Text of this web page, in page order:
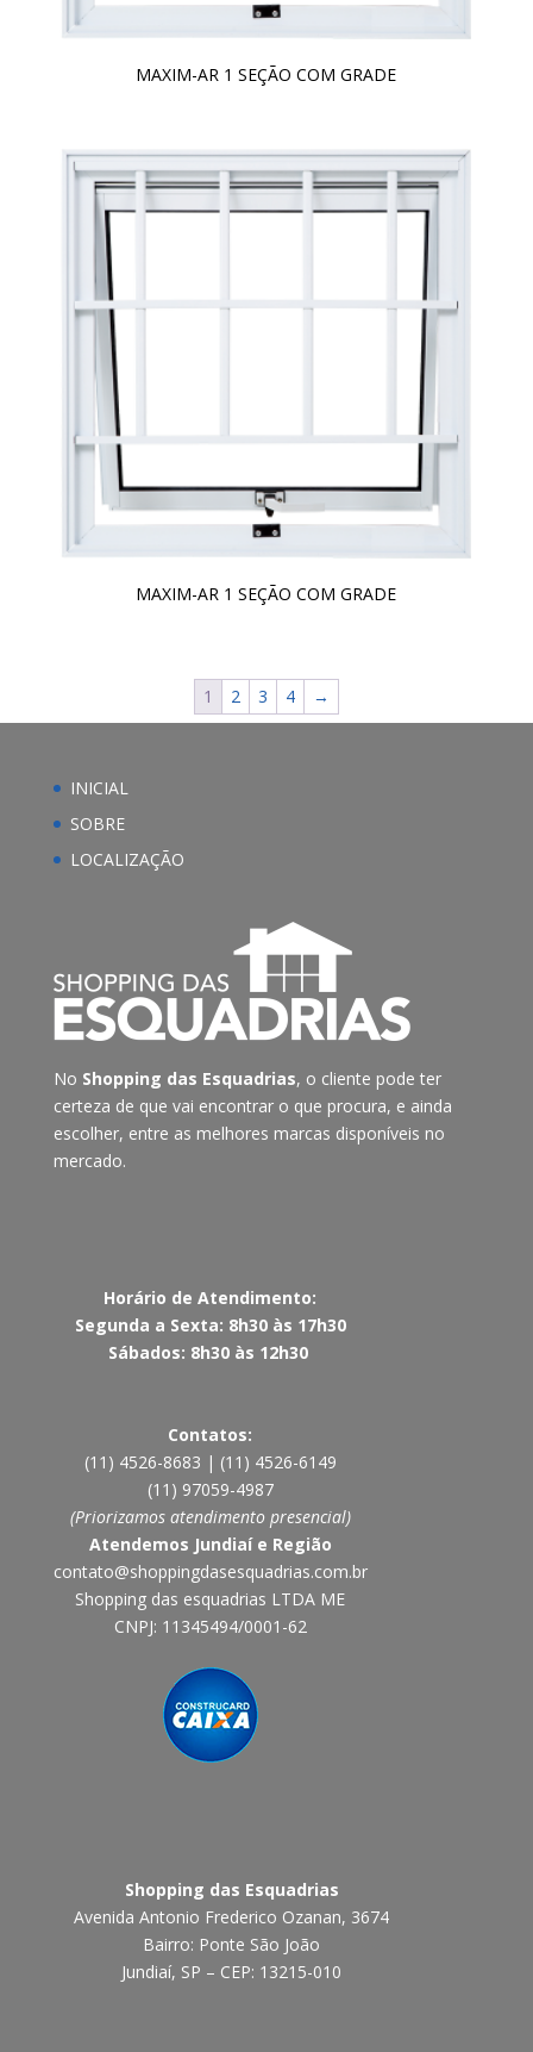
MAXIM-AR 1 SEÇÃO COM GRADE
MAXIM-AR 1 SEÇÃO COM GRADE
1 2 3 4 →
INICIAL
SOBRE
LOCALIZAÇÃO
No Shopping das Esquadrias, o cliente pode ter
certeza de que vai encontrar o que procura, e ainda
escolher, entre as melhores marcas disponíveis no
mercado.
Horário de Atendimento:
Segunda a Sexta: 8h30 às 17h30
Sábados: 8h30 às 12h30
Contatos:
(11) 4526-8683 | (11) 4526-6149
(11) 97059-4987
(Priorizamos atendimento presencial)
Atendemos Jundiaí e Região
contato@shoppingdasesquadrias.com.br
Shopping das esquadrias LTDA ME
CNPJ: 11345494/0001-62
Shopping das Esquadrias
Avenida Antonio Frederico Ozanan, 3674
Bairro: Ponte São João
Jundiaí, SP – CEP: 13215-010